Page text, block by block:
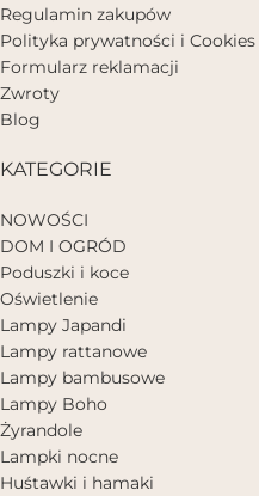
Regulamin zakupów
Polityka prywatności i Cookies
Formularz reklamacji
Zwroty
Blog
KATEGORIE
NOWOŚCI
DOM I OGRÓD
Poduszki i koce
Oświetlenie
Lampy Japandi
Lampy rattanowe
Lampy bambusowe
Lampy Boho
Żyrandole
Lampki nocne
Huśtawki i hamaki